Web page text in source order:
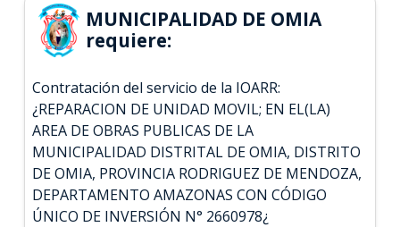
MUNICIPALIDAD DE OMIA
requiere:
Contratación del servicio de la IOARR:
¿REPARACION DE UNIDAD MOVIL; EN EL(LA)
AREA DE OBRAS PUBLICAS DE LA
MUNICIPALIDAD DISTRITAL DE OMIA, DISTRITO
DE OMIA, PROVINCIA RODRIGUEZ DE MENDOZA,
DEPARTAMENTO AMAZONAS CON CÓDIGO
ÚNICO DE INVERSIÓN N° 2660978¿